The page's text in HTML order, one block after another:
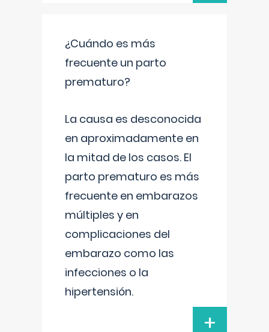
¿Cuándo es más
frecuente un parto
prematuro?
La causa es desconocida
en aproximadamente en
la mitad de los casos. El
parto prematuro es más
frecuente en embarazos
múltiples y en
complicaciones del
embarazo como las
infecciones o la
hipertensión.
+